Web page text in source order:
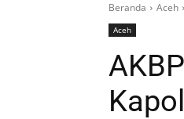
Beranda Aceh
Aceh